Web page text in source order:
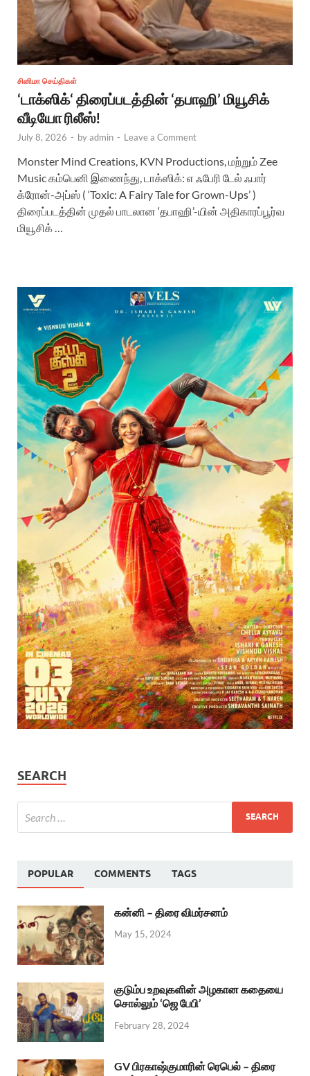
சினிமா செய்திகள்
‘டாக்ஸிக்‘ திரைப்படத்தின் ‘தபாஹி’ மியூசிக்
வீடியோ ரிலீஸ்!
July 8, 2026 - byadmin - Leave a Comment
Monster Mind Creations, KVN Productions, மற்றும் Zee
Music கம்பெனி இணைந்து, டாக்ஸிக்: எ ஃபேரி டேல் ஃபார்
க்ரோன்-அப்ஸ் ( ‘Toxic: A Fairy Tale for Grown-Ups’ )
திரைப்படத்தின் முதல் பாடலான ‘தபாஹி’-யின் அதிகாரப்பூர்வ
மியூசிக் …
SEARCH
POPULAR COMMENTS TAGS
கன்னி – திரை விமர்சனம்
May 15, 2024
குடும்ப உறவுகளின் அழகான கதையை
சொல்லும் ‘ஜெ பேபி’
February 28, 2024
GV பிரகாஷ்குமாரின் ரெபெல் – திரை